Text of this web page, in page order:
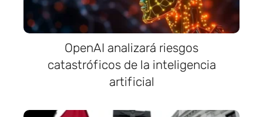
OpenAI analizará riesgos
catastróficos de la inteligencia
artificial